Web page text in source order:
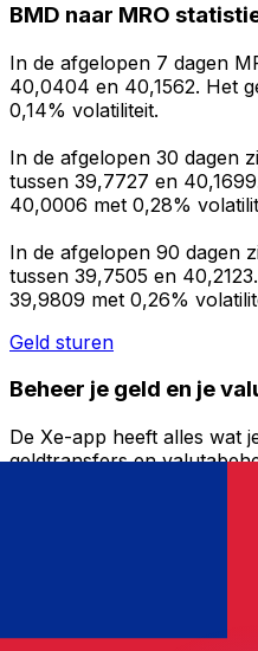
BMD naar MRO
In de afgelopen 7 dagen
40,0404 en 40,1562. Het
0,14% volatiliteit.
In de afgelopen 30 dagen
tussen 39,7727 en
40,0006 met 0,28%
In de afgelopen 90 dagen
tussen 39,7505 en
39,9809 met 0,26%
Geld sturen
Beheer je geld en je
De Xe-app heeft alles wat
geldtransfers en